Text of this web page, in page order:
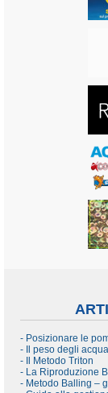
- Posizionare le
- Il peso degli
- Il Metodo Triton
- La Riproduzione
- Metodo Balling –